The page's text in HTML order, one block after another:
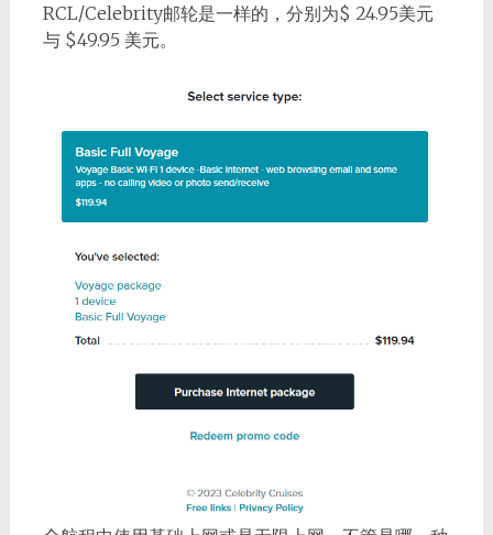
RCL/Celebrity邮轮是一样的，分别为$ 24.95美元
与 $49.95 美元。